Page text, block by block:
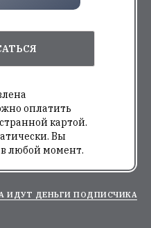
оплатить
картой.
Вы
любой момент.
ИДУТ ДЕНЬГИ ПОДПИСЧИКА